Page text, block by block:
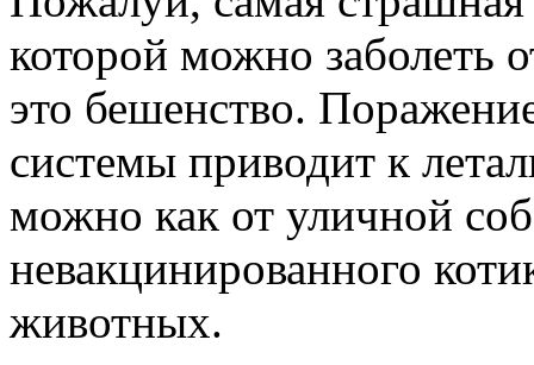
которой можно заболеть
это бешенство.
системы приводит к
можно как от уличной
невакцинированного
животных.